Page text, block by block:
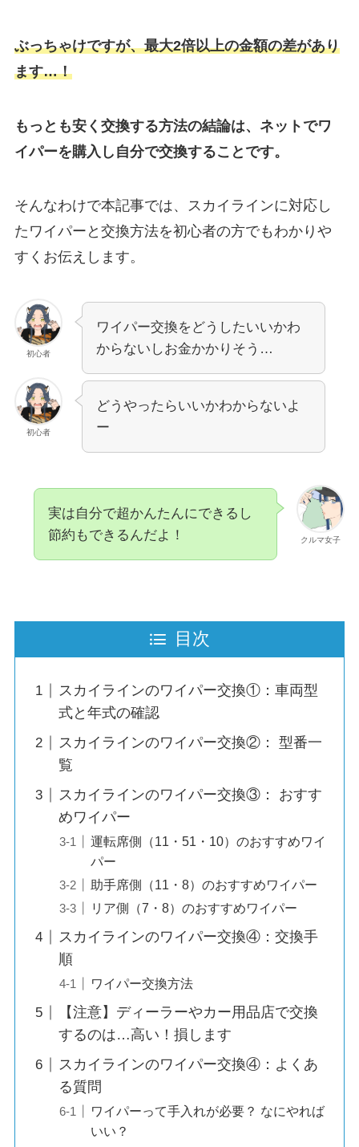
ぶっちゃけですが、最大2倍以上の金額の差があり
ます…！
もっとも安く交換する方法の結論は、ネットでワ
イパーを購入し自分で交換することです。
そんなわけで本記事では、 スカイラインに対応し
たワイパーと交換方法を初心者の方でもわかりや
すくお伝えします。
初心者
ワイパー交換をどうしたいいかわ
からないしお金かかりそう…
初心者
どうやったらいいかわからないよ
ー
クルマ女子
実は自分で超かんたんにできるし
節約もできるんだよ！
目次
スカイラインのワイパー交換①：車両型
式と年式の確認
スカイラインのワイパー交換②： 型番一
覧
スカイラインのワイパー交換③： おすす
めワイパー
運転席側（11・51・10）のおすすめワイ
パー
助手席側（11・8）のおすすめワイパー
リア側（7・8）のおすすめワイパー
スカイラインのワイパー交換④：交換手
順
ワイパー交換方法
【注意】ディーラーやカー用品店で交換
するのは…高い！損します
スカイラインのワイパー交換④：よくあ
る質問
ワイパーって手入れが必要？ なにやれば
いい？